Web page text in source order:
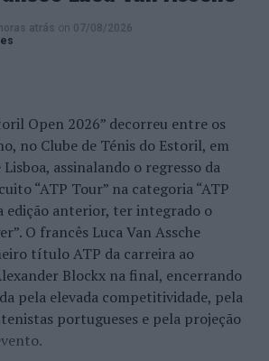
culminaram nos últimos tempos em
com dezenas de presos
CRIMINALIDADE
DESTAQUE
resistência e coação a
da Casa Conde Vilas
atrás on 07/08/2026
Open 2026” decorreu entre os
no Clube de Ténis do Estoril, em
Lisboa, assinalando o regresso da
“ATP Tour” na categoria “ATP
edição anterior, ter integrado o
O francês Luca Van Assche
título ATP da carreira ao
Blockx na final, encerrando
pela elevada competitividade, pela
portugueses e pela projeção